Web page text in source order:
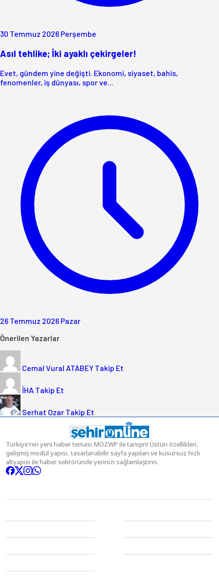
30 Temmuz 2026 Perşembe
Asıl tehlike; İki ayaklı çekirgeler!
Evet, gündem yine değişti. Ekonomi, siyaset, bahis,
fenomenler, iş dünyası, spor ve...
26 Temmuz 2026 Pazar
Önerilen Yazarlar
Cemal Vural ATABEY Takip Et
İHA Takip Et
Serhat Ozar Takip Et
Türkiye'nin yeni haber teması MOZWP ile tanışın! Üstün özellikleri,
gelişmiş modül yapısı, tasarlanabilir sayfa yapıları ve kusursuz hızlı
altyapısı ile haber sektöründe yerinizi sağlamlaştırın.